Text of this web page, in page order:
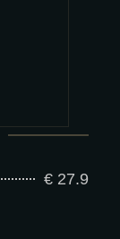
€ 27.9